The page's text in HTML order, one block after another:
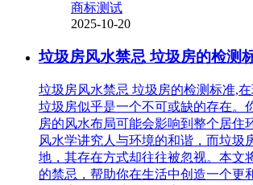
商标测试
2025-10-20
垃圾房风水禁忌 垃圾房的检测
垃圾房风水禁忌 垃圾房的检测标准,在
垃圾房似乎是一个不可或缺的存在。
房的风水布局可能会影响到整个居住
风水学讲究人与环境的和谐，而垃圾
地，其存在方式却往往被忽视。本文
的禁忌，帮助你在生活中创造一个更